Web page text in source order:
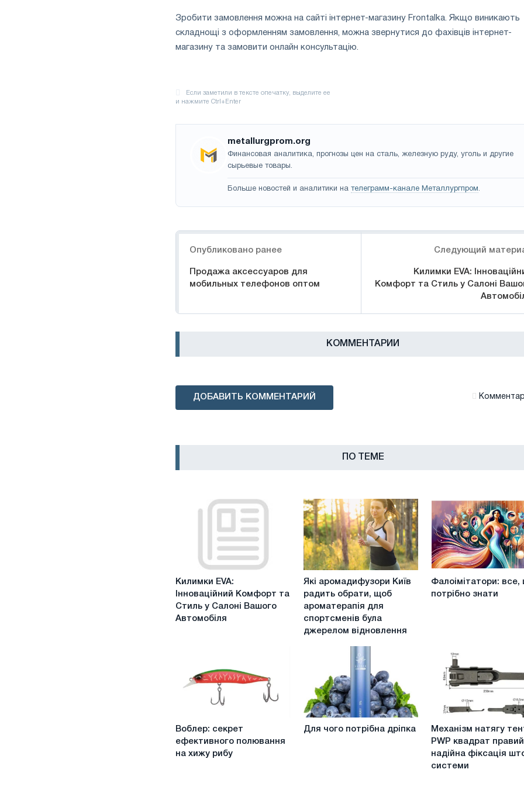
Зробити замовлення можна на сайті інтернет-магазину Frontalka. Якщо виникають
складнощі з оформленням замовлення, можна звернутися до фахівців інтернет-
магазину та замовити онлайн консультацію.
metallurgprom.org
Финансовая аналитика, прогнозы цен на сталь, железную руду, уголь и другие
сырьевые товары.
Больше новостей и аналитики на телеграмм-канале Металлургпром.
Опубликовано ранее
Продажа аксессуаров для
мобильных телефонов оптом
Следующий
Килимки EVA:
Комфорт та Стиль у Салоні
КОММЕНТАРИИ
ДОБАВИТЬ КОММЕНТАРИЙ
ПО ТЕМЕ
Килимки
EVA:
Інноваційний
Комфорт
Вашого
Автомобіля
Килимки EVA:
Інноваційний Комфорт та
Стиль у Салоні Вашого
Автомобіля
Які
аромадифузори
Київ
радить
обрати,
щоб
спортсменів
була
джерелом
відновлення
Які аромадифузори Київ
радить обрати, щоб
ароматерапія для
спортсменів була
джерелом відновлення
Фалоімітатори:
Фалоімітатори: все,
потрібно знати
Воблер:
секрет
ефективного
полювання
Воблер: секрет
ефективного полювання
на хижу рибу
Для
чого
Для чого потрібна дріпка
Механізм
натягу
тенту
PWP
Механізм натягу
PWP квадрат
надійна фіксація
системи